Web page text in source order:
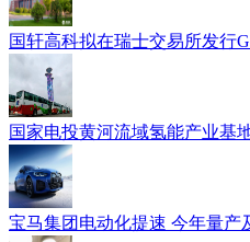
国轩高科拟在瑞士交易所发行
国家电投黄河流域氢能产业基
宝马集团电动化提速 今年量产